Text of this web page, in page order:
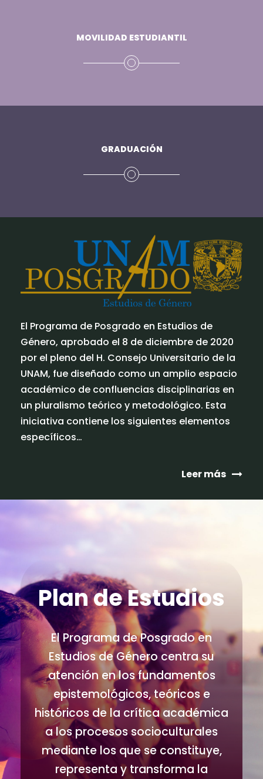
MOVILIDAD ESTUDIANTIL
GRADUACIÓN
El Programa de Posgrado en Estudios de
Género, aprobado el 8 de diciembre de 2020
por el pleno del H. Consejo Universitario de la
UNAM, fue diseñado como un amplio espacio
académico de confluencias disciplinarias en
un pluralismo teórico y metodológico. Esta
iniciativa contiene los siguientes elementos
específicos…
Leer más
Plan de Estudios
El Programa de Posgrado en
Estudios de Género centra su
atención en los fundamentos
epistemológicos, teóricos e
históricos de la crítica académica
a los procesos socioculturales
mediante los que se constituye,
representa y transforma la